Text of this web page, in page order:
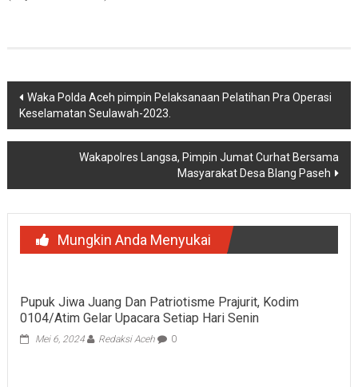
Navigasi
pos
Waka Polda Aceh pimpin Pelaksanaan Pelatihan Pra Operasi
Keselamatan Seulawah-2023.
Wakapolres Langsa, Pimpin Jumat Curhat Bersama
Masyarakat Desa Blang Paseh
Mungkin Anda Menyukai
Pupuk Jiwa Juang Dan Patriotisme Prajurit, Kodim
0104/Atim Gelar Upacara Setiap Hari Senin
Mei 6, 2024 Redaksi Aceh 0